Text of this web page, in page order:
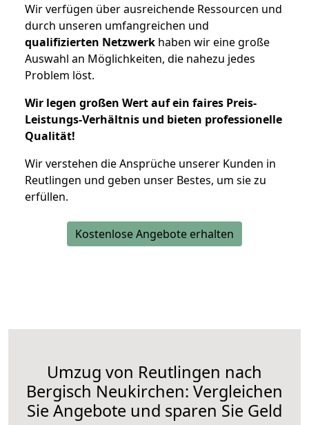
Wir verfügen über ausreichende Ressourcen und
durch unseren umfangreichen und
qualifizierten Netzwerk haben wir eine große
Auswahl an Möglichkeiten, die nahezu jedes
Problem löst.
Wir legen großen Wert auf ein faires Preis-
Leistungs-Verhältnis und bieten professionelle
Qualität!
Wir verstehen die Ansprüche unserer Kunden in
Reutlingen und geben unser Bestes, um sie zu
erfüllen.
Kostenlose Angebote erhalten
Umzug von Reutlingen nach
Bergisch Neukirchen: Vergleichen
Sie Angebote und sparen Sie Geld